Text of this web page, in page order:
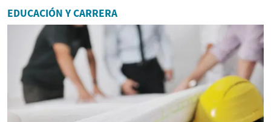
EDUCACIÓN Y CARRERA